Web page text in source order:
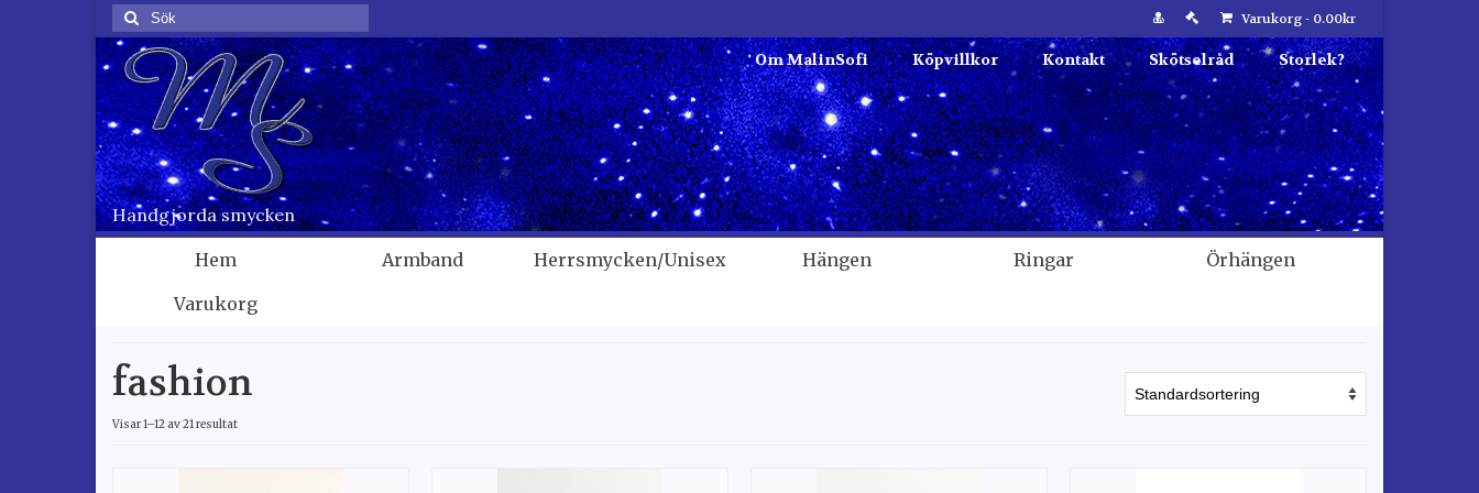
Varukorg- 0.00kr
Sök
för:
Handgjorda smycken
Om MalinSofi Köpvillkor Kontakt Skötselråd Storlek?
Hem Armband Herrsmycken/Unisex Hängen Ringar
Örhängen
Varukorg
fashion
Visar 1–12 av 21 resultat